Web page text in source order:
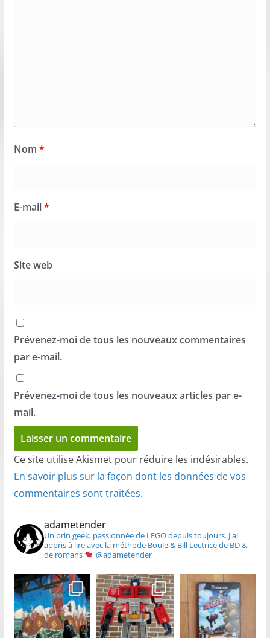
Nom *
E-mail*
Site web
Prévenez-moi de tous les nouveaux commentaires
par e-mail.
Prévenez-moi de tous les nouveaux articles par e-
mail.
Ce site utilise Akismet pour réduire les indésirables.
En savoir plus sur la façon dont les données de vos
commentaires sont traitées.
adametender
Un brin geek, passionnée de LEGO depuis toujours.J'ai
appris à lire avec la méthode Boule & Bill Lectrice de BD &
de romans
@adametender